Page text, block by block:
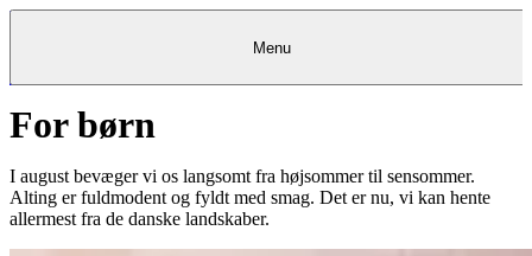
Kantine
Frokostordning
MadkurserMadkurser&&TeambuildingTeambuilding
& Teambuilding
OpskrifterOpskrifterOpskrifter
Restauranter
Bagerier
DetailDetailDetail
ProjekterProjekter &&rådgivningrådgivningProjekter &
rådgivning
Køb Køb
Kundeservice
Log indMit Meyers
Menu
For børn
I august bevæger vi os langsomt fra højsommer til sensommer.
Alting er fuldmodent og fyldt med smag. Det er nu, vi kan hente
allermest fra de danske landskaber.